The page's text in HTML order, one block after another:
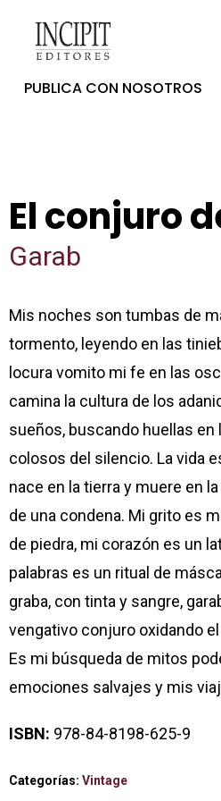
PUBLICA CON NOSOTROS
El conjuro
Garab
Mis noches son tumbas de
tormento, leyendo en las
locura vomito mi fe en las
camina la cultura de los
sueños, buscando huellas
colosos del silencio. La vida
nace en la tierra y muere en
de una condena. Mi grito es
de piedra, mi corazón es un
palabras es un ritual de
graba, con tinta y sangre,
vengativo conjuro oxidando
Es mi búsqueda de mitos
emociones salvajes y mis
ISBN: 978-84-8198-625-9
Categorías: Vintage